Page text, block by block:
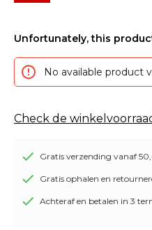
Unfortunately, this
No available product
Check de
Gratis verzending vanaf
Gratis ophalen en
Achteraf en betalen in 3